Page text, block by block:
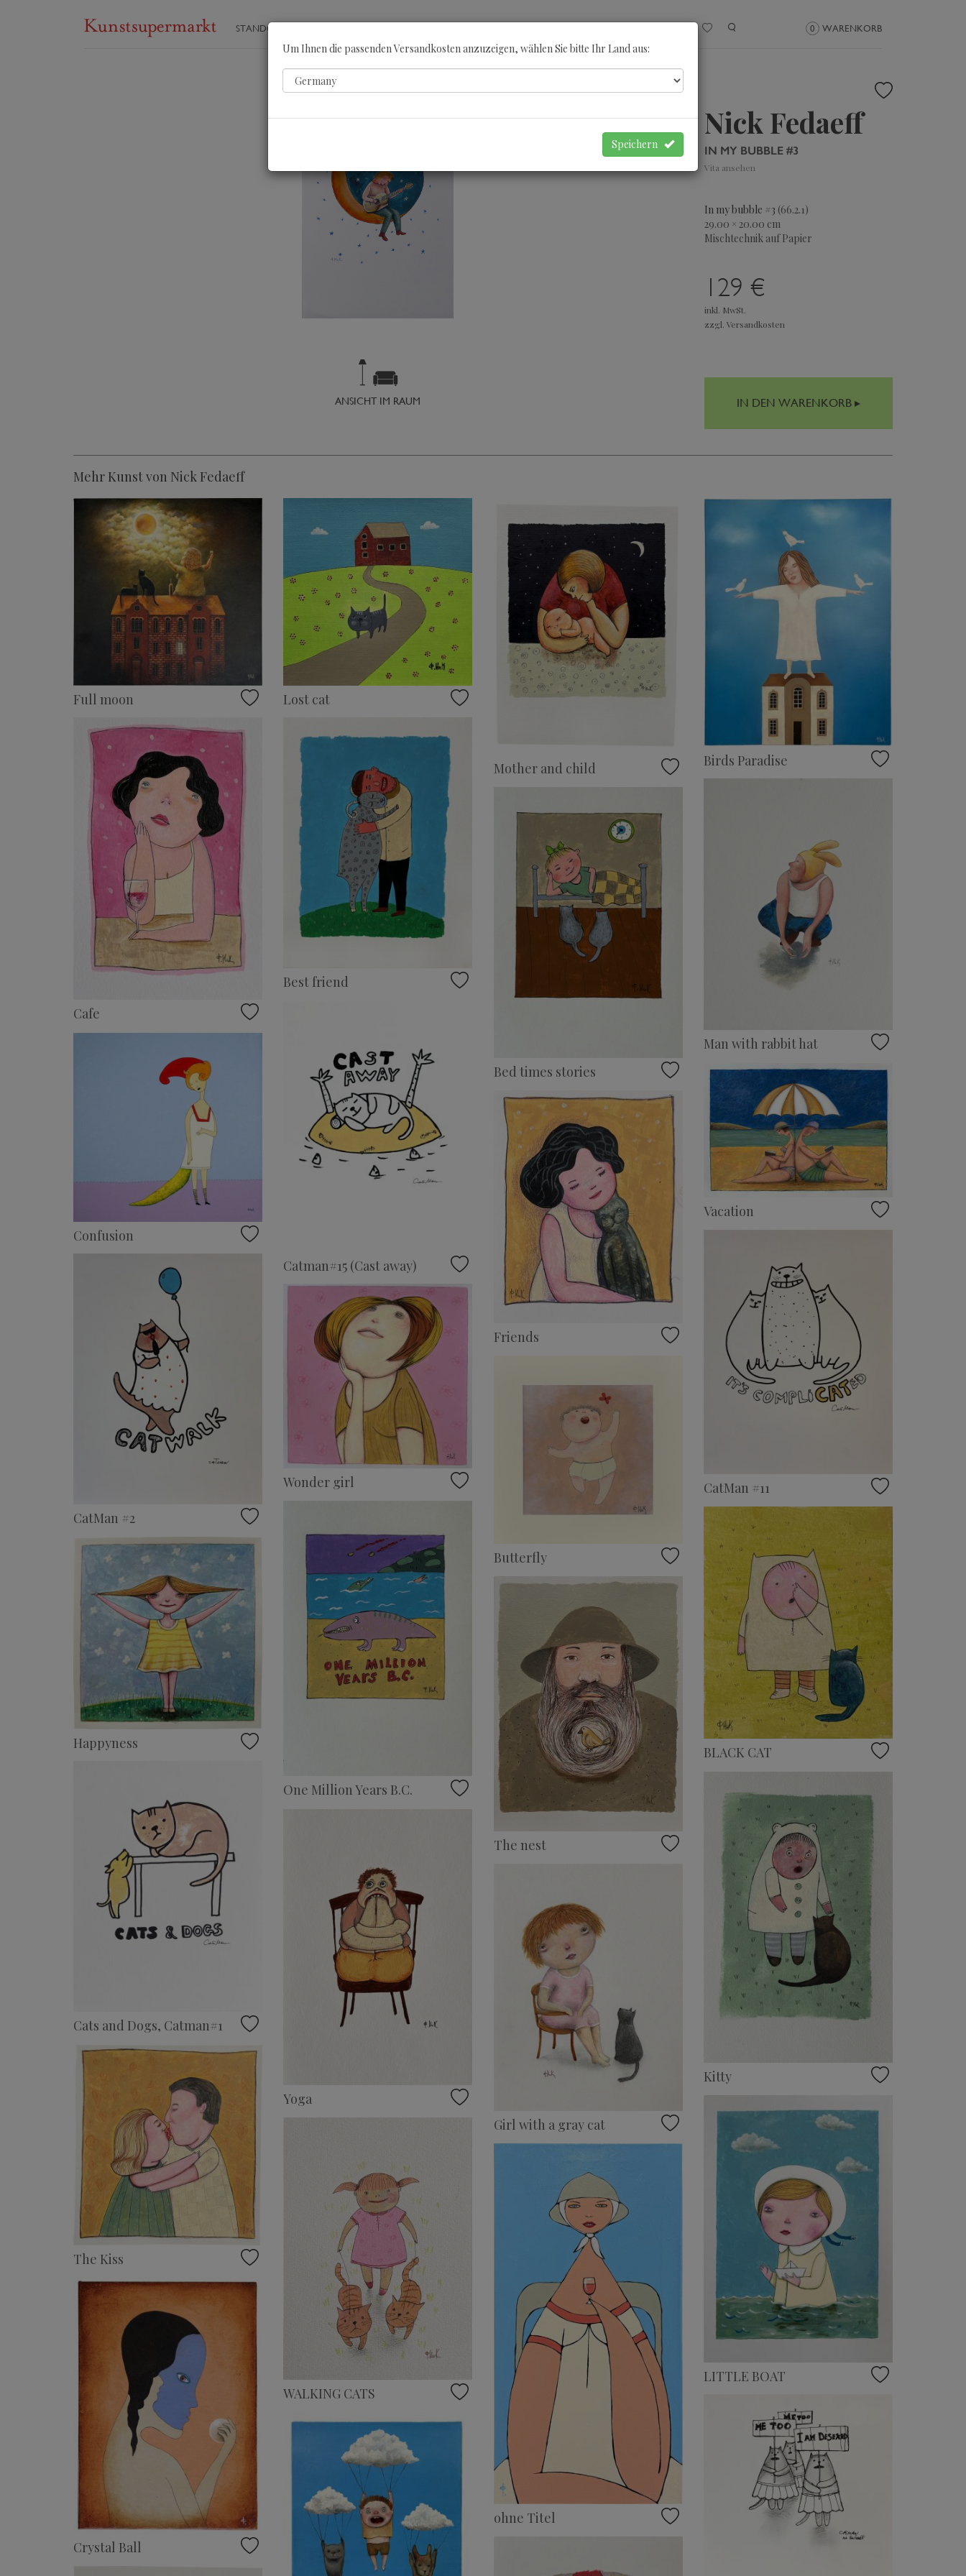
STANDORTE 0 WARENKORB
ANSICHT IM RAUM
Nick Fedaeff
IN MY BUBBLE #3
Vita ansehen
In my bubble #3 (66.2.1)
29.00 × 20.00 cm
Mischtechnik auf Papier
129 €
inkl. MwSt.
zzgl. Versandkosten
IN DEN WARENKORB ▸
Mehr Kunst von Nick Fedaeff
Full moon Lost cat
Mother and child Birds Paradise
Cafe
Best friend
Man with rabbit hat
Bed times stories
Catman#15 (Cast away)
Confusion
Vacation
Friends
CatMan #11
CatMan #2
Wonder girl
Butterfly
One Million Years B.C.
BLACK CAT
Happyness
The nest
Cats and Dogs, Catman#1
Kitty
Yoga
Girl with a gray cat
The Kiss
LITTLE BOAT
WALKING CATS
ohne Titel
Crystal Ball
Um Ihnen die passenden Versandkosten anzuzeigen, wählen Sie bitte Ihr Land aus:
Speichern